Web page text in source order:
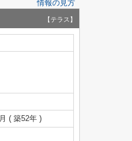
情報の見方
【テラス】
( 築52年 )